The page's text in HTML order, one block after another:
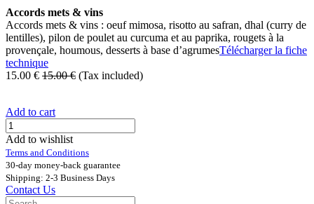
Accords mets & vins
Accords mets & vins : oeuf mimosa, risotto au safran, dhal (curry de
lentilles), pilon de poulet au curcuma et au paprika, rougets à la
provençale, houmous, desserts à base d’agrumesTélécharger la fiche
technique
15.00 € 15.00€ (Tax included)
Add to cart
Add to wishlist
Terms and Conditions
30-day money-back guarantee
Shipping: 2-3 Business Days
Contact Us